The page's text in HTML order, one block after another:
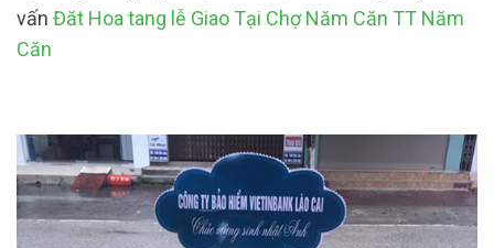
vấn Đăt Hoa tang lễ Giao Tại Chợ Năm Căn TT Năm
Căn